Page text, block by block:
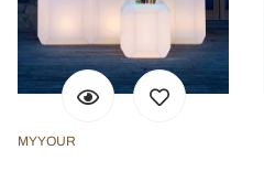
MYYOUR